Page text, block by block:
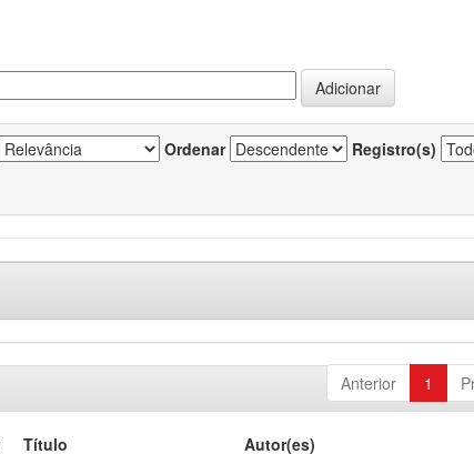
Ordenar Registro(s)
Anterior 1
Título Autor(es)